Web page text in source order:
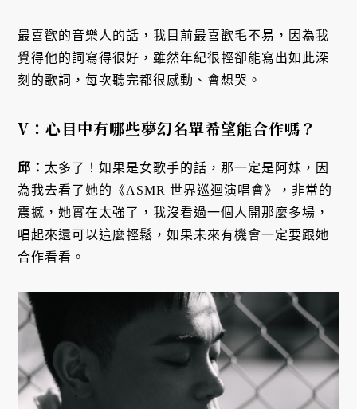
最喜歡的音樂人的話，我目前最喜歡毛不易，因為我
覺得他的詞寫得很好，雖然年紀很輕卻能寫出如此深
刻的歌詞，每次聽完都很感動、會想哭。
V：心目中有哪些夢幻名單希望能合作嗎？
邱： 太多了！如果是女歌手的話，那一定是阿妹，因
為我去看了她的《ASMR 世界巡迴演唱會》，非常的
震撼，她實在太強了，我沒看過一個人開那麼多場，
唱起來還可以這麼輕鬆，如果未來有機會一定要跟她
合作看看。